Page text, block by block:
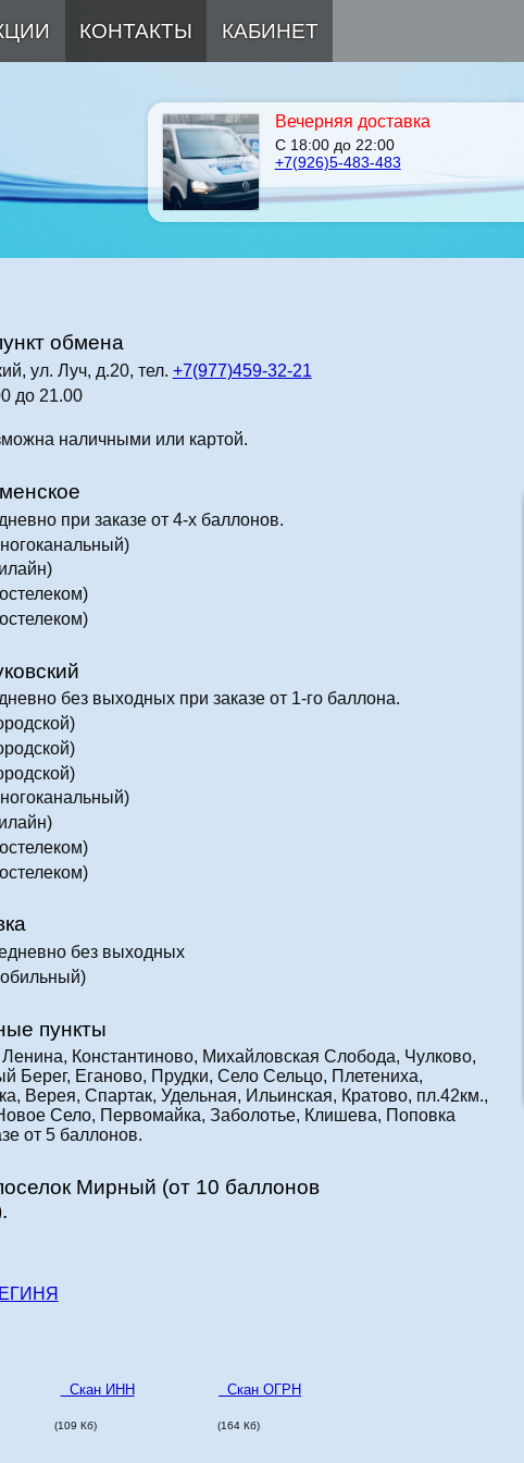
КОНТАКТЫ КАБИНЕТ
Вечерняя доставка
С 18:00 до 22:00
+7(926)5-483-483
обмена
ул. Луч, д.20, тел. +7(977)459-32-21
до 21.00
наличными или картой.
при заказе от 4-х баллонов.
без выходных при заказе от 1-го баллона.
без выходных
пункты
Константиново, Михайловская Слобода, Чулково,
Берег, Еганово, Прудки, Село Сельцо, Плетениха,
Верея, Спартак, Удельная, Ильинская, Кратово, пл.42км.,
Село, Первомайка, Заболотье, Клишева, Поповка
от 5 баллонов.
Мирный (от 10 баллонов
Скан ИНН
(109 Кб)
Скан ОГРН
(164 Кб)